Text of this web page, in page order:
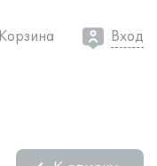
Корзина Вход